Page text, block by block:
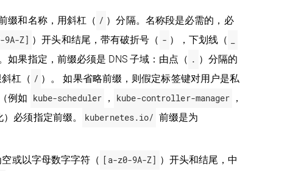
缀和名称，用斜杠（ / ）分隔。名称段是必需的，必
9A-Z] ）开头和结尾，带有破折号（ - ），下划线（
如果指定，前缀必须是 DNS 子域：由点（ . ）分隔的
杠（ / ）。 如果省略前缀，则假定标签键对用户是私
例如 kube-scheduler ， kube-controller-manager ，
必须指定前缀。 kubernetes.io/ 前缀是为
或以字母数字字符（ [a-z0-9A-Z] ）开头和结尾，中